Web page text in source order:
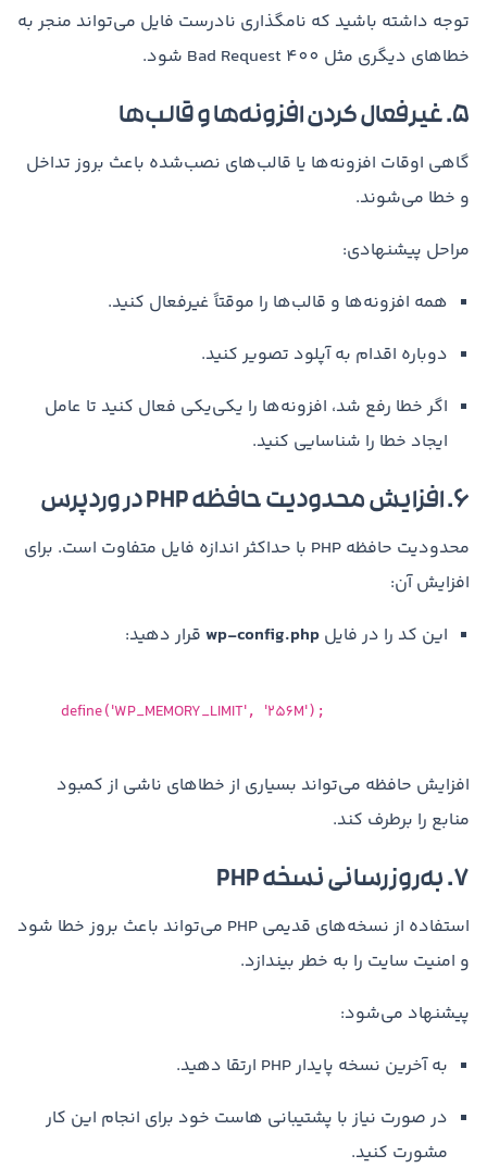
توجه داشته باشید که نامگذاری نادرست فایل می‌تواند منجر به
خطاهای دیگری مثل 400 Bad Request شود.
۵. غیرفعال کردن افزونه‌ها و قالب‌ها
گاهی اوقات افزونه‌ها یا قالب‌های نصب‌شده باعث بروز تداخل
و خطا می‌شوند.
مراحل پیشنهادی:
همه افزونه‌ها و قالب‌ها را موقتاً غیرفعال کنید.
دوباره اقدام به آپلود تصویر کنید.
اگر خطا رفع شد، افزونه‌ها را یکی‌یکی فعال کنید تا عامل
ایجاد خطا را شناسایی کنید.
۶. افزایش محدودیت حافظه PHP در وردپرس
محدودیت حافظه PHP با حداکثر اندازه فایل متفاوت است. برای
افزایش آن:
این کد را در فایل wp-config.php قرار دهید:
define('WP_MEMORY_LIMIT', '256M');
افزایش حافظه می‌تواند بسیاری از خطاهای ناشی از کمبود
منابع را برطرف کند.
۷. به‌روزرسانی نسخه PHP
استفاده از نسخه‌های قدیمی PHP می‌تواند باعث بروز خطا شود
و امنیت سایت را به خطر بیندازد.
پیشنهاد می‌شود:
به آخرین نسخه پایدار PHP ارتقا دهید.
در صورت نیاز با پشتیبانی هاست خود برای انجام این کار
مشورت کنید.